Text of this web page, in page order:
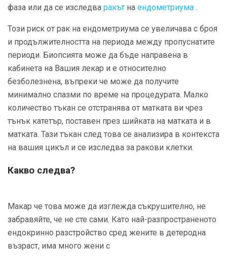
фаза или да се изследва ракът на ендометриума .
Този риск от рак на ендометриума се увеличава с броя
и продължителността на периода между пропуснатите
периоди. Биопсията може да бъде направена в
кабинета на Вашия лекар и е относително
безболезнена, въпреки че може да получите
минимално спазми по време на процедурата. Малко
количество тъкан се отстранява от матката ви чрез
тънък катетър, поставен през шийката на матката и в
матката. Тази тъкан след това се анализира в контекста
на вашия цикъл и се изследва за ракови клетки.
Какво следва?
Макар че това може да изглежда съкрушително, не
забравяйте, че не сте сами. Като най-разпространеното
ендокринно разстройство сред жените в детеродна
възраст, има много жени с